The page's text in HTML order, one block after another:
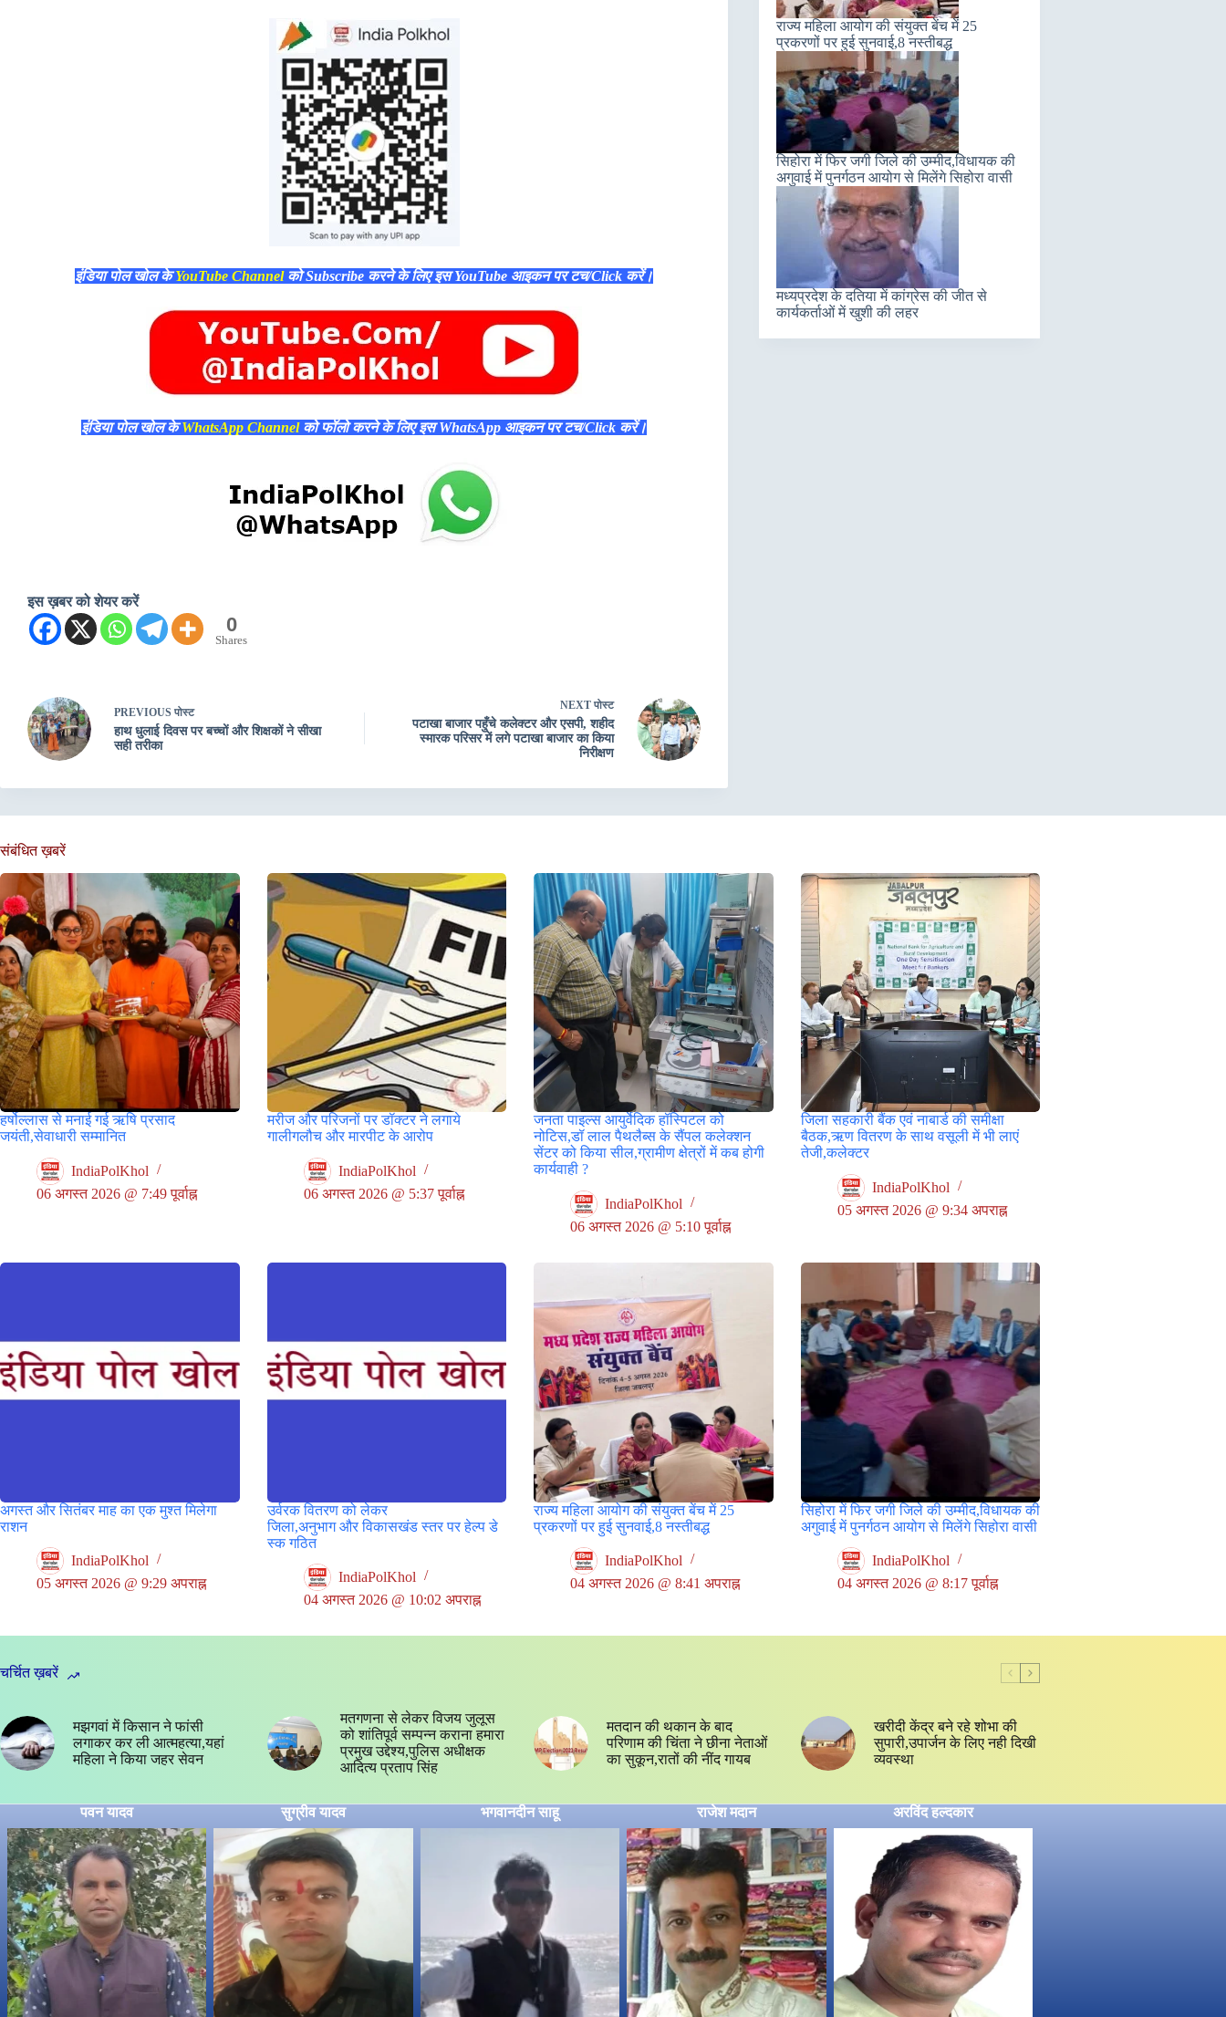
इंडिया पोल खोल केYouTube Channelको Subscribe करने के लिए इस YouTube आइकन पर टच/Click करें।
इंडिया पोल खोल केWhatsApp Channelको फॉलो करने के लिए इस WhatsApp आइकन पर टच/Click करें।
इस ख़बर को शेयर करें
0
Shares
PREVIOUS पोस्ट
हाथ धुलाई दिवस पर बच्चों और शिक्षकों ने सीखा
सही तरीका
NEXT पोस्ट
पटाखा बाजार पहुँचे कलेक्टर और एसपी, शहीद
स्मारक परिसर में लगे पटाखा बाजार का किया
निरीक्षण
राज्य महिला आयोग की संयुक्त बेंच में 25
प्रकरणों पर हुई सुनवाई,8 नस्तीबद्ध
सिहोरा में फिर जगी जिले की उम्मीद,विधायक की
अगुवाई में पुनर्गठन आयोग से मिलेंगे सिहोरा वासी
मध्यप्रदेश के दतिया में कांग्रेस की जीत से
कार्यकर्ताओं में खुशी की लहर
संबंधित ख़बरें
हर्षोल्लास से मनाई गई ऋषि प्रसाद
जयंती,सेवाधारी सम्मानित
IndiaPolKhol
06 अगस्त 2026 @ 7:49 पूर्वाह्न
मरीज और परिजनों पर डॉक्टर ने लगाये
गालीगलौच और मारपीट के आरोप
IndiaPolKhol
06 अगस्त 2026 @ 5:37 पूर्वाह्न
जनता पाइल्स आयुर्वेदिक हॉस्पिटल को
नोटिस,डॉ लाल पैथलैब्स के सैंपल कलेक्शन
सेंटर को किया सील,ग्रामीण क्षेत्रों में कब होगी
कार्यवाही ?
IndiaPolKhol
06 अगस्त 2026 @ 5:10 पूर्वाह्न
जिला सहकारी बैंक एवं नाबार्ड की समीक्षा
बैठक,ऋण वितरण के साथ वसूली में भी लाएं
तेजी,कलेक्टर
IndiaPolKhol
05 अगस्त 2026 @ 9:34 अपराह्न
अगस्त और सितंबर माह का एक मुश्त मिलेगा
राशन
IndiaPolKhol
05 अगस्त 2026 @ 9:29 अपराह्न
उर्वरक वितरण को लेकर
जिला,अनुभाग और विकासखंड स्तर पर हेल्प डे
स्क गठित
IndiaPolKhol
04 अगस्त 2026 @ 10:02 अपराह्न
राज्य महिला आयोग की संयुक्त बेंच में 25
प्रकरणों पर हुई सुनवाई,8 नस्तीबद्ध
IndiaPolKhol
04 अगस्त 2026 @ 8:41 अपराह्न
सिहोरा में फिर जगी जिले की उम्मीद,विधायक की
अगुवाई में पुनर्गठन आयोग से मिलेंगे सिहोरा वासी
IndiaPolKhol
04 अगस्त 2026 @ 8:17 पूर्वाह्न
चर्चित ख़बरें
मझगवां में किसान ने फांसी
लगाकर कर ली आत्महत्या,यहां
महिला ने किया जहर सेवन
मतगणना से लेकर विजय जुलूस
को शांतिपूर्व सम्पन्न कराना हमारा
प्रमुख उद्देश्य,पुलिस अधीक्षक
आदित्य प्रताप सिंह
मतदान की थकान के बाद
परिणाम की चिंता ने छीना नेताओं
का सुकून,रातों की नींद गायब
खरीदी केंद्र बने रहे शोभा की
सुपारी,उपार्जन के लिए नही दिखी
व्यवस्था
पवन यादव सुग्रीव यादव भगवानदीन साहू राजेश मदान अरविंद हल्दकार